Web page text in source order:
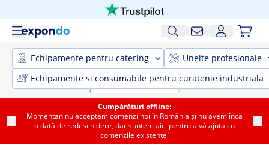
Echipamente pentru catering
Unelte profesionale
Echipamente si consumabile pentru curatenie industriala
Cumpărături offline:
Momentan nu acceptăm comenzi noi în România și nu avem încă
o dată de redeschidere, dar suntem aici pentru a vă ajuta cu
comenzile existente!